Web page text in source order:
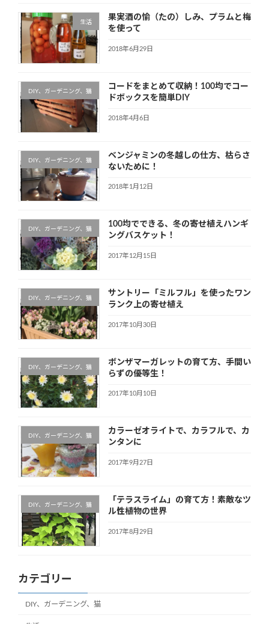
生活
果実酒の愉（たの）しみ、プラムと梅
を使って
2018年6月29日
DIY、ガーデニング、猫
コードをまとめて収納！100均でコー
ドボックスを簡単DIY
2018年4月6日
DIY、ガーデニング、猫
ベンジャミンの冬越しの仕方、枯らさ
ないために！
2018年1月12日
DIY、ガーデニング、猫
100均でできる、冬の寄せ植えハンギ
ングバスケット！
2017年12月15日
DIY、ガーデニング、猫
サントリー「ミルフル」を使ったワン
ランク上の寄せ植え
2017年10月30日
DIY、ガーデニング、猫
ボンザマーガレットの育て方、手間い
らずの優等生！
2017年10月10日
DIY、ガーデニング、猫
カラーゼオライトで、カラフルで、カ
ンタンに
2017年9月27日
DIY、ガーデニング、猫
「テラスライム」の育て方！素敵なツ
ル性植物の世界
2017年8月29日
カテゴリー
DIY、ガーデニング、猫